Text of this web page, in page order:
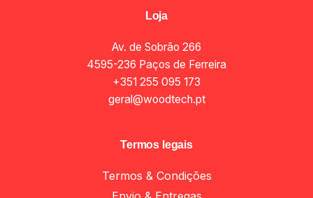
Loja
Av. de Sobrão 266
4595-236 Paços de Ferreira
+351 255 095 173
geral@woodtech.pt
Termos legais
Termos & Condições